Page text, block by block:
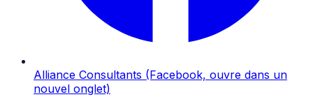
Alliance Consultants (Facebook, ouvre dans un
nouvel onglet)